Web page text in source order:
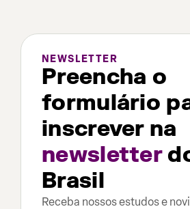
NEWSLETTER
Preencha o
formulário
inscrever na
newsletter
Brasil
Receba nossos estudos e